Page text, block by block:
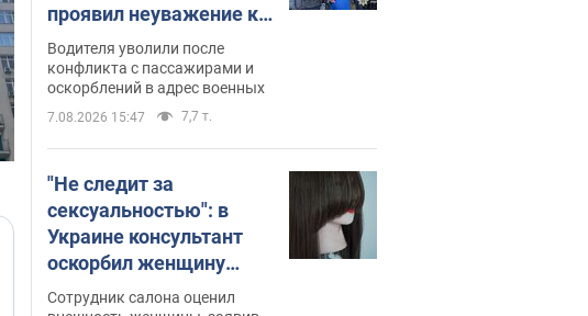
проявил неуважение к
украинским военным и
поплатился за это.
Видео
Водителя уволили после
конфликта с пассажирами и
оскорблений в адрес военных
7.08.2026 15:47 7,7 т.
"Не следит за
сексуальностью": в
Украине консультант
оскорбил женщину
после химиотерапии,
Сотрудник салона оценил